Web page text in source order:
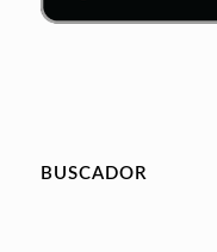
BUSCADOR